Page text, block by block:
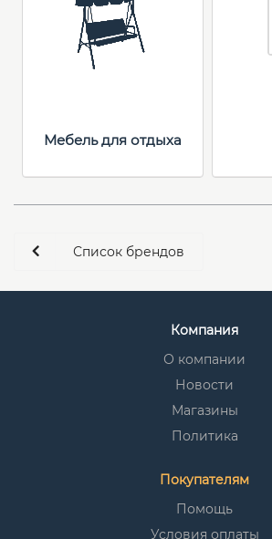
Мебель для отдыха
Список брендов
Компания
О компании
Новости
Магазины
Политика
Покупателям
Помощь
Условия оплаты